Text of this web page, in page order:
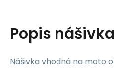
Popis
Nášivka vhodná na moto